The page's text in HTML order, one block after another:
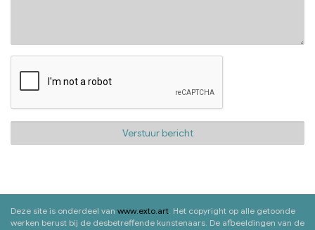
Deze site is onderdeel van www.exto.art. Het copyright op alle getoonde
werken berust bij de desbetreffende kunstenaars. De afbeeldingen van de